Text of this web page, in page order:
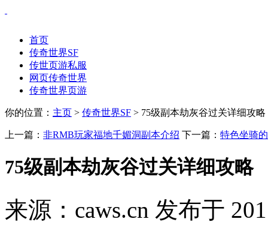
首页
传奇世界SF
传世页游私服
网页传奇世界
传奇世界页游
你的位置： 主页 > 传奇世界SF > 75级副本劫灰谷过关详细攻略
上一篇： 非RMB玩家福地千媚洞副本介绍 下一篇： 特色坐骑
75级副本劫灰谷过关详细攻略
来源：caws.cn 发布于